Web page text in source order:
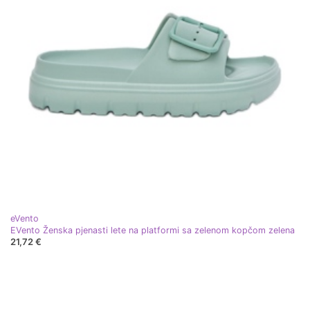
eVento
EVento Ženska pjenasti lete na platformi sa zelenom kopčom zelena
21,72 €